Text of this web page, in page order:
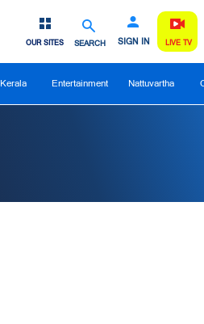
SEARCH SIGN IN
OUR SITES LIVE TV
Kerala Entertainment Nattuvartha